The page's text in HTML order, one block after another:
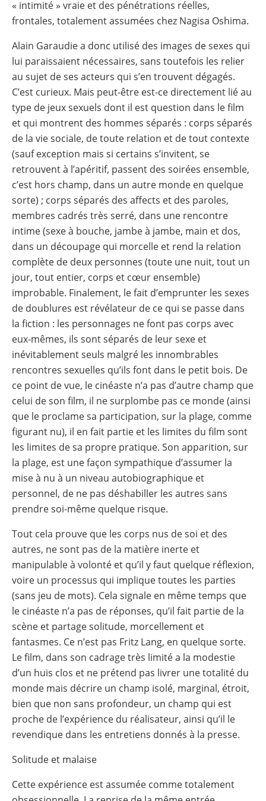
« intimité » vraie et des pénétrations réelles,
frontales, totalement assumées chez Nagisa Oshima.
Alain Garaudie a donc utilisé des images de sexes qui
lui paraissaient nécessaires, sans toutefois les relier
au sujet de ses acteurs qui s’en trouvent dégagés.
C’est curieux. Mais peut-être est-ce directement lié au
type de jeux sexuels dont il est question dans le film
et qui montrent des hommes séparés : corps séparés
de la vie sociale, de toute relation et de tout contexte
(sauf exception mais si certains s’invitent, se
retrouvent à l’apéritif, passent des soirées ensemble,
c’est hors champ, dans un autre monde en quelque
sorte) ; corps séparés des affects et des paroles,
membres cadrés très serré, dans une rencontre
intime (sexe à bouche, jambe à jambe, main et dos,
dans un découpage qui morcelle et rend la relation
complète de deux personnes (toute une nuit, tout un
jour, tout entier, corps et cœur ensemble)
improbable. Finalement, le fait d’emprunter les sexes
de doublures est révélateur de ce qui se passe dans
la fiction : les personnages ne font pas corps avec
eux-mêmes, ils sont séparés de leur sexe et
inévitablement seuls malgré les innombrables
rencontres sexuelles qu’ils font dans le petit bois. De
ce point de vue, le cinéaste n’a pas d’autre champ que
celui de son film, il ne surplombe pas ce monde (ainsi
que le proclame sa participation, sur la plage, comme
figurant nu), il en fait partie et les limites du film sont
les limites de sa propre pratique. Son apparition, sur
la plage, est une façon sympathique d’assumer la
mise à nu à un niveau autobiographique et
personnel, de ne pas déshabiller les autres sans
prendre soi-même quelque risque.
Tout cela prouve que les corps nus de soi et des
autres, ne sont pas de la matière inerte et
manipulable à volonté et qu’il y faut quelque réflexion,
voire un processus qui implique toutes les parties
(sans jeu de mots). Cela signale en même temps que
le cinéaste n’a pas de réponses, qu’il fait partie de la
scène et partage solitude, morcellement et
fantasmes. Ce n’est pas Fritz Lang, en quelque sorte.
Le film, dans son cadrage très limité a la modestie
d’un huis clos et ne prétend pas livrer une totalité du
monde mais décrire un champ isolé, marginal, étroit,
bien que non sans profondeur, un champ qui est
proche de l’expérience du réalisateur, ainsi qu’il le
revendique dans les entretiens donnés à la presse.
Solitude et malaise
Cette expérience est assumée comme totalement